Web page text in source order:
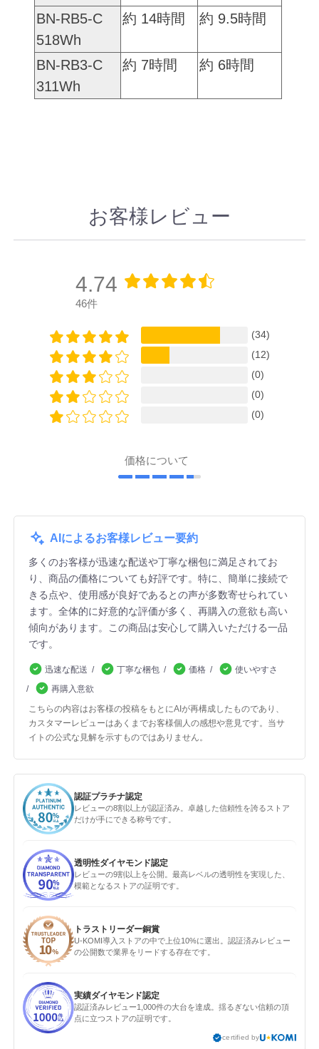
BN-RB5-C
518Wh
約 14時間 約 9.5時間
BN-RB3-C
311Wh
約 7時間 約 6時間
お客様レビュー
4.74
46件
(34)
(12)
(0)
(0)
(0)
価格について
AIによるお客様レビュー要約
多くのお客様が迅速な配送や丁寧な梱包に満足されてお
り、商品の価格についても好評です。特に、簡単に接続で
きる点や、使用感が良好であるとの声が多数寄せられてい
ます。全体的に好意的な評価が多く、再購入の意欲も高い
傾向があります。この商品は安心して購入いただける一品
です。
迅速な配送 丁寧な梱包 価格
使いやすさ
再購入意欲
こちらの内容はお客様の投稿をもとにAIが再構成したものであり、
カスタマーレビューはあくまでお客様個人の感想や意見です。当サ
イトの公式な見解を示すものではありません。
認証プラチナ認定
レビューの8割以上が認証済み。卓越した信頼性を誇るストア
だけが手にできる称号です。
透明性ダイヤモンド認定
レビューの9割以上を公開。最高レベルの透明性を実現した、
模範となるストアの証明です。
トラストリーダー銅賞
U-KOMI導入ストアの中で上位10%に選出。認証済みレビュー
の公開数で業界をリードする存在です。
実績ダイヤモンド認定
認証済みレビュー1,000件の大台を達成。揺るぎない信頼の頂
点に立つストアの証明です。
certified by